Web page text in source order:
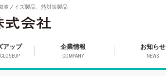
波ノイズ製品、熱対策製品
アップ 企業情報
COMPANY
お知らせ
NEWS